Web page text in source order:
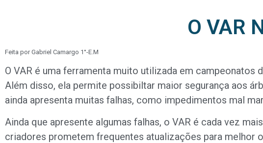
O VAR
Feita por Gabriel Camargo 1°-E.M
O VAR é uma ferramenta muito utilizada em
Além disso, ela permite possibiltar maior segurança aos
ainda apresenta muitas falhas, como impedimentos mal
Ainda que apresente algumas falhas, o VAR é cada vez
criadores prometem frequentes atualizações para melhor